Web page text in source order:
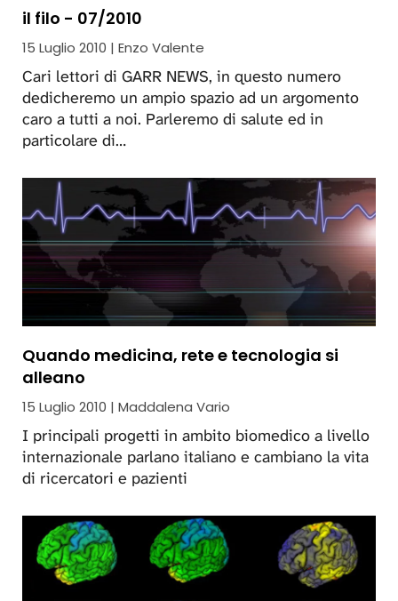
il filo - 07/2010
15 Luglio 2010 | Enzo Valente
Cari lettori di GARR NEWS, in questo numero
dedicheremo un ampio spazio ad un argomento
caro a tutti a noi. Parleremo di salute ed in
particolare di…
Quando medicina, rete e tecnologia si
alleano
15 Luglio 2010 | Maddalena Vario
I principali progetti in ambito biomedico a livello
internazionale parlano italiano e cambiano la vita
di ricercatori e pazienti